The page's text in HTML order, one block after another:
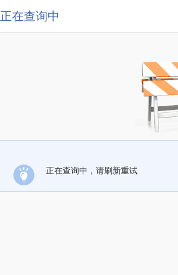
正在查询中
正在查询中，请刷新重试